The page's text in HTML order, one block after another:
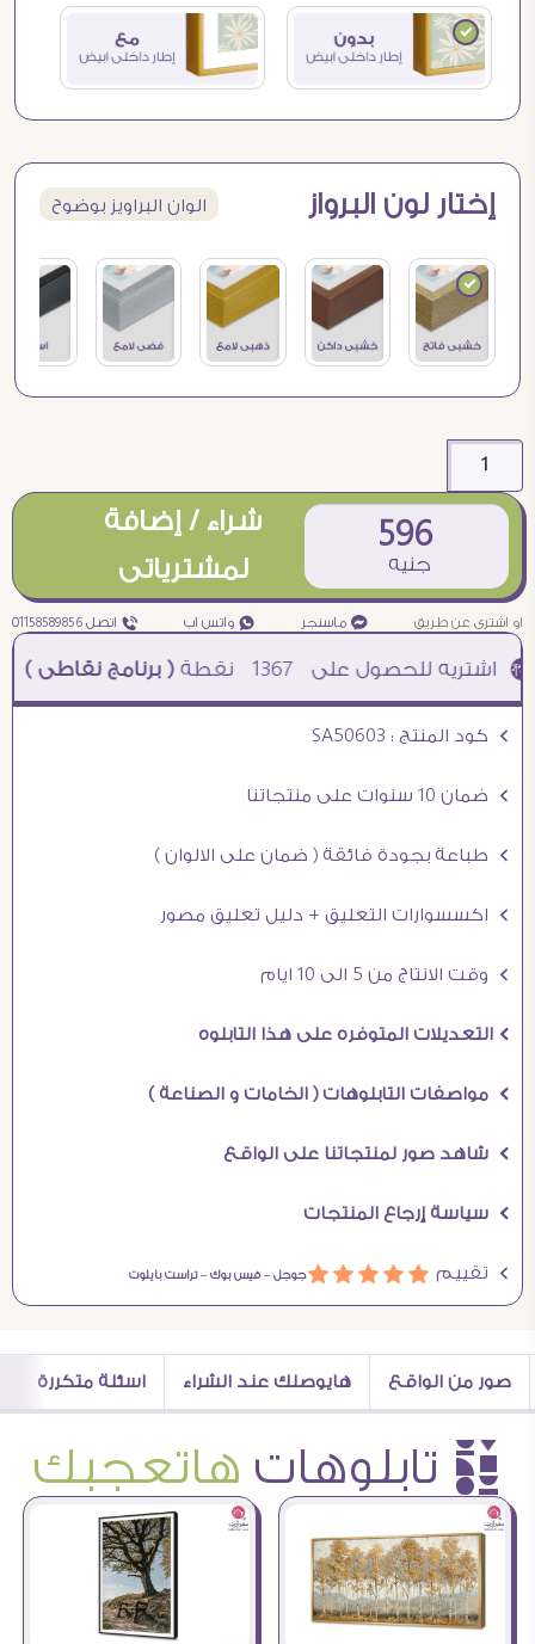
إختار لون البرواز الوان البراويز بوضوح
596
جنيه
شراء / إضافة
لمشترياتى
او اشترى عن طريق ¥ ماسنجر ₧ واتس اب ƒ اتصل 01158589856
1367 نقطة( برنامج نقاطى )à خصم 5% للعملاء الجدد à شحن مجانى عند الشراء ب 4000 جنيه à
Ö كود المنتج : SA50603
Ö ضمان 10 سنوات على منتجاتنا
Ö طباعة بجودة فائقة ( ضمان على الالوان )
Ö اكسسوارات التعليق + دليل تعليق مصور
Ö وقت الانتاج من 5 الى 10 ايام
Ö التعديلات المتوفره على هذا التابلوه
Ö مواصفات التابلوهات ( الخامات و الصناعة )
Ö شاهد صور لمنتجاتنا على الواقع
Ö سياسة إرجاع المنتجات
Ö تقييم áááááجوجل –فيس بوك –تراست بايلوت
صور من الواقع هايوصلك عند الشراء اسئلة متكررة
è تابلوهات هاتعجبك